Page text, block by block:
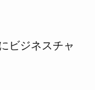
ビジネスチャ